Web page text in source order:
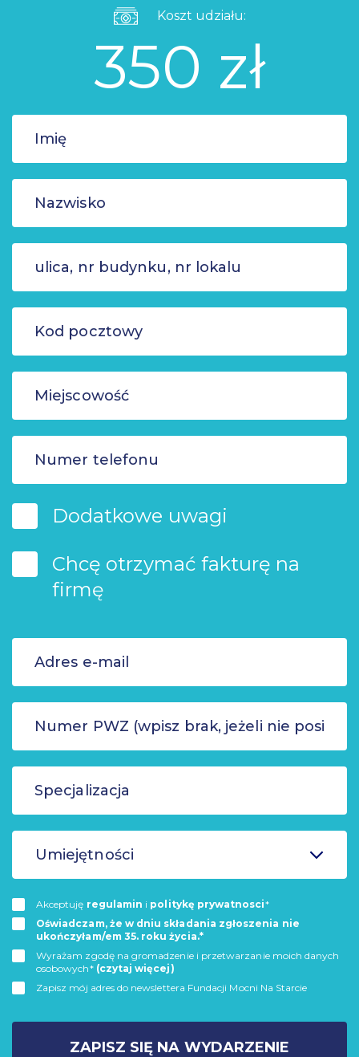
Koszt udziału:
350 zł
Dodatkowe uwagi
Chcę otrzymać fakturę na
firmę
Umiejętności
Akceptuję regulamin i politykę prywatnosci*
Oświadczam, że w dniu składania zgłoszenia nie
ukończyłam/em 35. roku życia.*
Wyrażam zgodę na gromadzenie i przetwarzanie moich danych
osobowych* (czytaj więcej)
Zapisz mój adres do newslettera Fundacji Mocni Na Starcie
ZAPISZ SIĘ NA WYDARZENIE